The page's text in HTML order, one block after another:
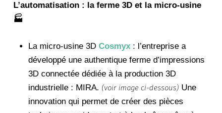
L’automatisation : la ferme 3D et la micro-usine
🏭
La micro-usine 3D Cosmyx: l’entreprise a
développé une authentique ferme d’impressions
3D connectée dédiée à la production 3D
industrielle : MIRA. (voir image ci-dessous)Une
innovation qui permet de créer des pièces